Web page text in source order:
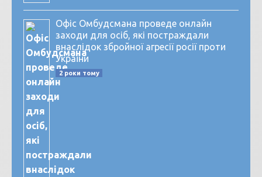
Офіс Омбудсмана проведе онлайн
заходи для осіб, які постраждали
внаслідок збройної агресії росії проти
України
2 роки тому